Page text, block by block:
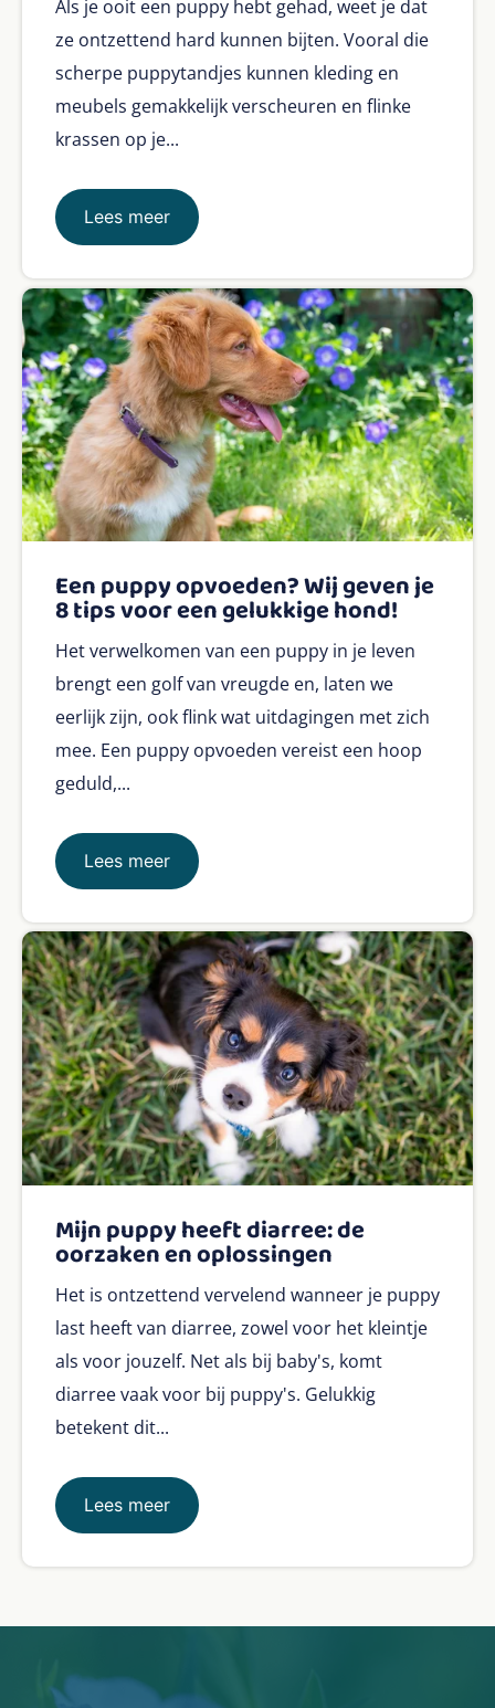
Als je ooit een puppy hebt gehad, weet je dat
ze ontzettend hard kunnen bijten. Vooral die
scherpe puppytandjes kunnen kleding en
meubels gemakkelijk verscheuren en flinke
krassen op je...
Lees meer
Een puppy opvoeden? Wij geven je
8 tips voor een gelukkige hond!
Het verwelkomen van een puppy in je leven
brengt een golf van vreugde en, laten we
eerlijk zijn, ook flink wat uitdagingen met zich
mee. Een puppy opvoeden vereist een hoop
geduld,...
Lees meer
Mijn puppy heeft diarree: de
oorzaken en oplossingen
Het is ontzettend vervelend wanneer je puppy
last heeft van diarree, zowel voor het kleintje
als voor jouzelf. Net als bij baby's, komt
diarree vaak voor bij puppy's. Gelukkig
betekent dit...
Lees meer